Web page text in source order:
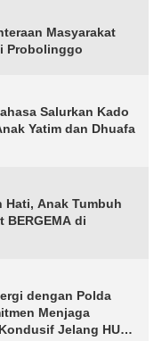
Masyarakat
Probolinggo
Salurkan Kado
Yatim dan Dhuafa
Hati, Anak Tumbuh
BERGEMA di
dengan Polda
Menjaga
Jelang HUT